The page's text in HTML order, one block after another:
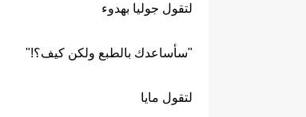
لتقول جوليا بهدوء
"سأساعدك بالطبع ولكن كيف؟!"
لتقول مايا